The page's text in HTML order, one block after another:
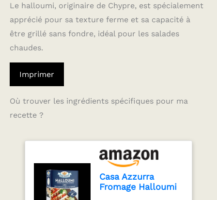
Le halloumi, originaire de Chypre, est spécialement
apprécié pour sa texture ferme et sa capacité à
être grillé sans fondre, idéal pour les salades
chaudes.
Imprimer
Où trouver les ingrédients spécifiques pour ma
recette ?
Casa Azzurra
Fromage Halloumi